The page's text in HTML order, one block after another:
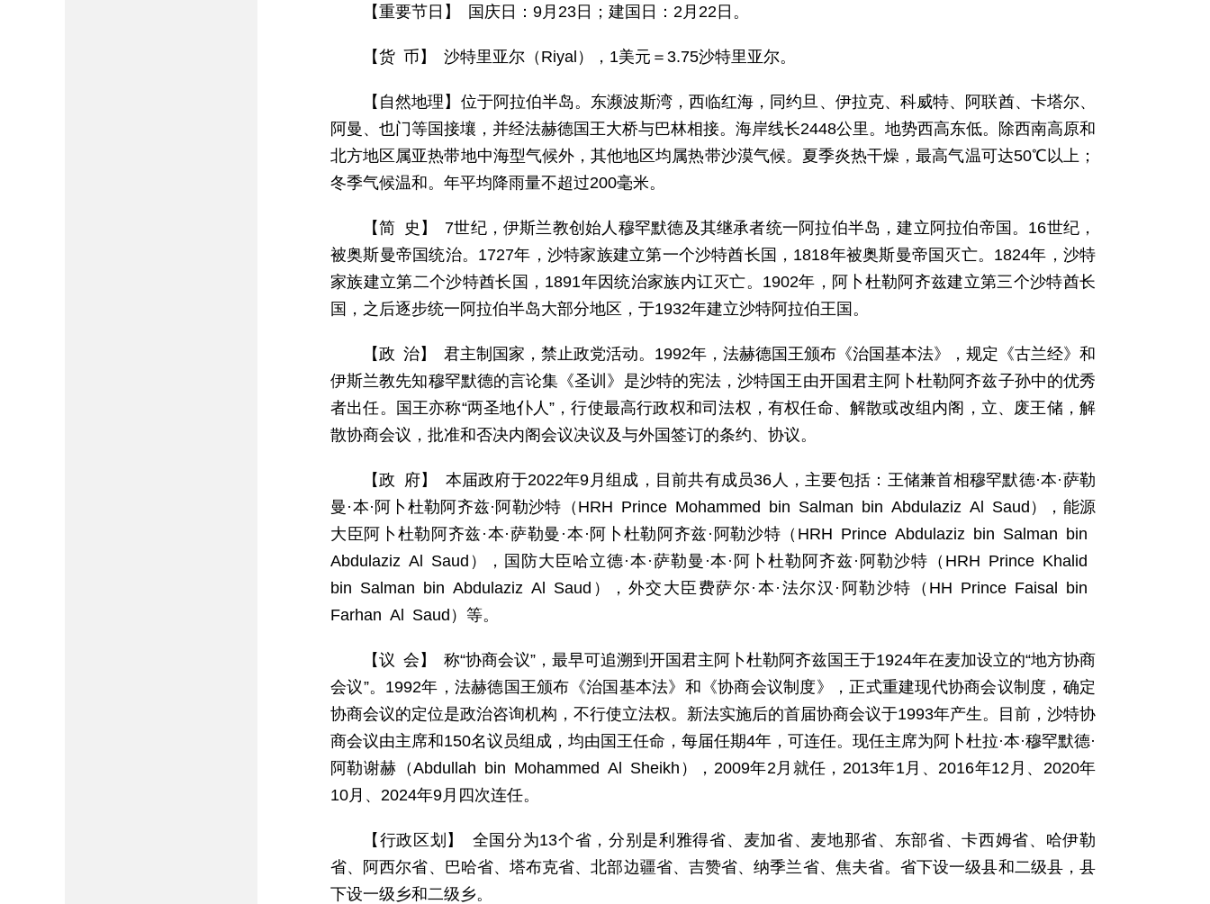
【重要节日】 国庆日：9月23日；建国日：2月22日。
【货 币】 沙特里亚尔（Riyal），1美元＝3.75沙特里亚尔。
【自然地理】位于阿拉伯半岛。东濒波斯湾，西临红海，同约旦、伊拉克、科威特、阿联酋、卡塔尔、
阿曼、也门等国接壤，并经法赫德国王大桥与巴林相接。海岸线长2448公里。地势西高东低。除西南高原和
北方地区属亚热带地中海型气候外，其他地区均属热带沙漠气候。夏季炎热干燥，最高气温可达50℃以上；
冬季气候温和。年平均降雨量不超过200毫米。
【简 史】 7世纪，伊斯兰教创始人穆罕默德及其继承者统一阿拉伯半岛，建立阿拉伯帝国。16世纪，
被奥斯曼帝国统治。1727年，沙特家族建立第一个沙特酋长国，1818年被奥斯曼帝国灭亡。1824年，沙特
家族建立第二个沙特酋长国，1891年因统治家族内讧灭亡。1902年，阿卜杜勒阿齐兹建立第三个沙特酋长
国，之后逐步统一阿拉伯半岛大部分地区，于1932年建立沙特阿拉伯王国。
【政 治】 君主制国家，禁止政党活动。1992年，法赫德国王颁布《治国基本法》，规定《古兰经》和
伊斯兰教先知穆罕默德的言论集《圣训》是沙特的宪法，沙特国王由开国君主阿卜杜勒阿齐兹子孙中的优秀
者出任。国王亦称“两圣地仆人”，行使最高行政权和司法权，有权任命、解散或改组内阁，立、废王储，解
散协商会议，批准和否决内阁会议决议及与外国签订的条约、协议。
【政 府】 本届政府于2022年9月组成，目前共有成员36人，主要包括：王储兼首相穆罕默德·本·萨勒
曼·本·阿卜杜勒阿齐兹·阿勒沙特（HRH Prince Mohammed bin Salman bin Abdulaziz Al Saud），能源
大臣阿卜杜勒阿齐兹·本·萨勒曼·本·阿卜杜勒阿齐兹·阿勒沙特（HRH Prince Abdulaziz bin Salman bin
Abdulaziz Al Saud），国防大臣哈立德·本·萨勒曼·本·阿卜杜勒阿齐兹·阿勒沙特（HRH Prince Khalid
bin Salman bin Abdulaziz Al Saud），外交大臣费萨尔·本·法尔汉·阿勒沙特（HH Prince Faisal bin
Farhan Al Saud）等。
【议 会】 称“协商会议”，最早可追溯到开国君主阿卜杜勒阿齐兹国王于1924年在麦加设立的“地方协商
会议”。1992年，法赫德国王颁布《治国基本法》和《协商会议制度》，正式重建现代协商会议制度，确定
协商会议的定位是政治咨询机构，不行使立法权。新法实施后的首届协商会议于1993年产生。目前，沙特协
商会议由主席和150名议员组成，均由国王任命，每届任期4年，可连任。现任主席为阿卜杜拉·本·穆罕默德·
阿勒谢赫（Abdullah bin Mohammed Al Sheikh），2009年2月就任，2013年1月、2016年12月、2020年
10月、2024年9月四次连任。
【行政区划】 全国分为13个省，分别是利雅得省、麦加省、麦地那省、东部省、卡西姆省、哈伊勒
省、阿西尔省、巴哈省、塔布克省、北部边疆省、吉赞省、纳季兰省、焦夫省。省下设一级县和二级县，县
下设一级乡和二级乡。